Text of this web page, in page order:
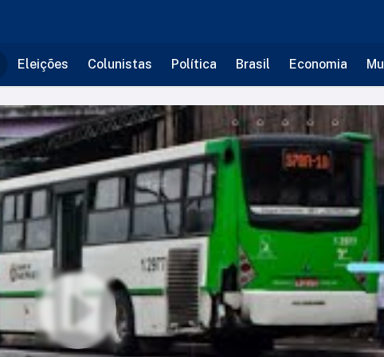
Eleições Colunistas Política Brasil Economia